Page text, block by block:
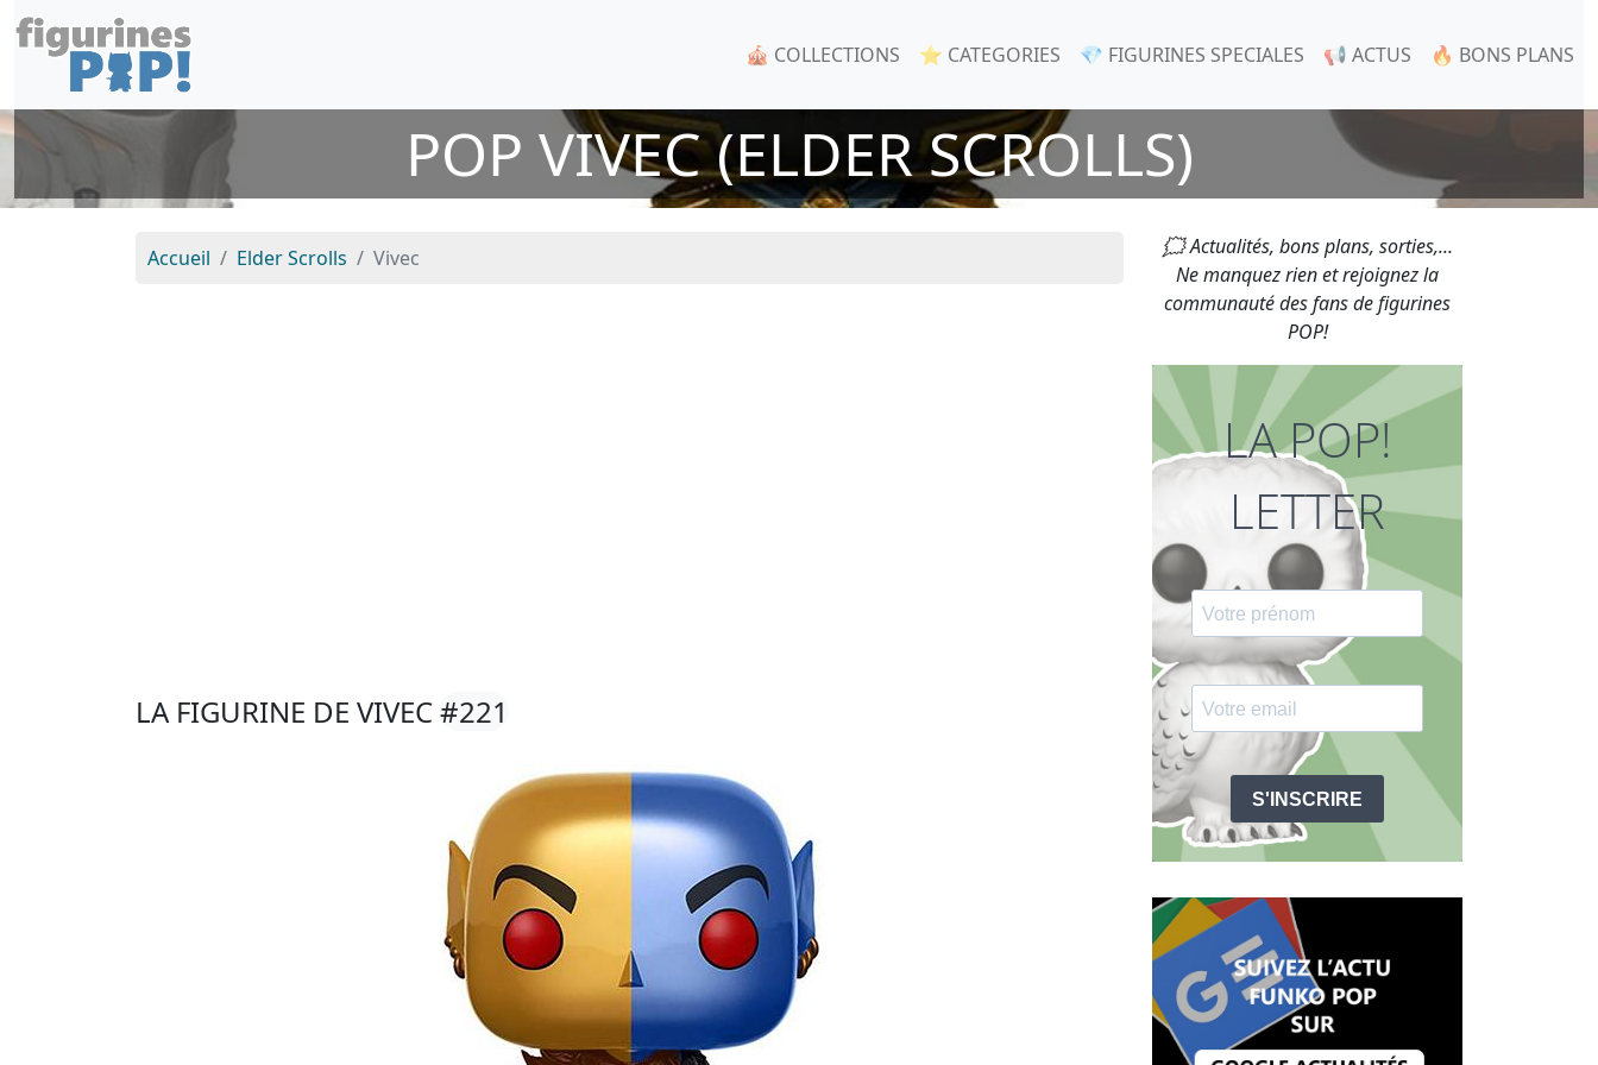
🎪 COLLECTIONS ⭐ CATEGORIES 💎 FIGURINES SPECIALES 📢 ACTUS 🔥 BONS PLANS
POP VIVEC (ELDER SCROLLS)
Accueil Elder Scrolls Vivec
LA FIGURINE DE VIVEC#221
🗯 Actualités, bons plans, sorties,...
Ne manquez rien et rejoignez la
communauté des fans de figurines
POP!
LA POP!
LETTER
S'INSCRIRE